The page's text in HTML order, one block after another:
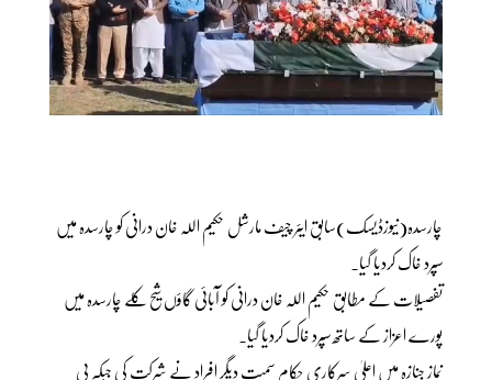
چارسدہ(نیوزڈیسک)سابق ایئر چیف مارشل حکیم اللہ خان درانی کو چارسدہ میں
سپرد خاک کردیا گیا۔
تفصیلات کے مطابق حکیم اللہ خان درانی کو آبائی گاؤں شیح کلے چارسدہ میں
پورے اعزاز کے ساتھ سپرد خاک کردیا گیا۔
نماز جنازہ میں اعلیٰ سرکاری حکام سمیت دیگر افراد نے شرکت کی جبکہ پی